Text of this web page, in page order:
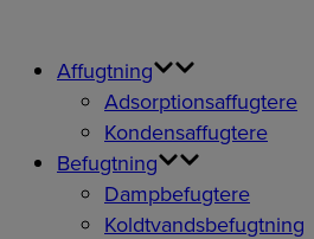
Affugtning
Adsorptionsaffugtere
Kondensaffugtere
Befugtning
Dampbefugtere
Koldtvandsbefugtning